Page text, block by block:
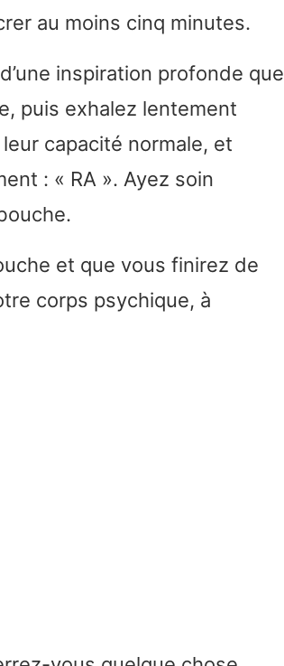
au moins cinq minutes.
inspiration profonde que
puis exhalez lentement
capacité normale, et
: « RA ». Ayez soin
et que vous finirez de
corps psychique, à